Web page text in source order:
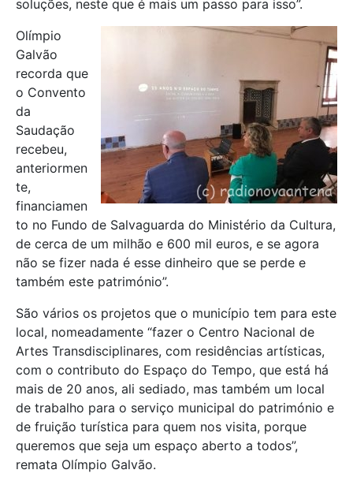
soluções, neste que é mais um passo para isso”.
Olímpio
Galvão
recorda que
o Convento
da
Saudação
recebeu,
anteriormen
te,
financiamen
to no Fundo de Salvaguarda do Ministério da Cultura,
de cerca de um milhão e 600 mil euros, e se agora
não se fizer nada é esse dinheiro que se perde e
também este património”.
São vários os projetos que o município tem para este
local, nomeadamente “fazer o Centro Nacional de
Artes Transdisciplinares, com residências artísticas,
com o contributo do Espaço do Tempo, que está há
mais de 20 anos, ali sediado, mas também um local
de trabalho para o serviço municipal do património e
de fruição turística para quem nos visita, porque
queremos que seja um espaço aberto a todos”,
remata Olímpio Galvão.